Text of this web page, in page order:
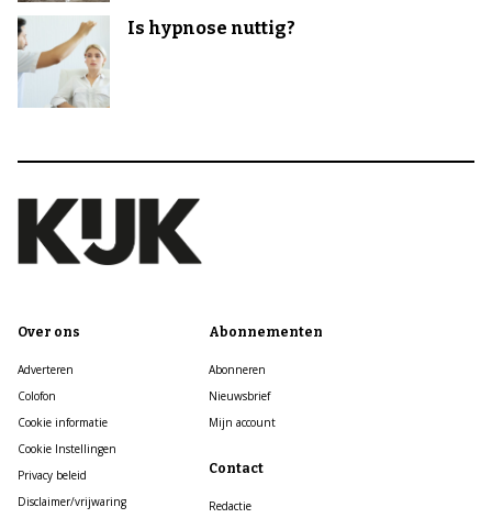
Is hypnose nuttig?
Over ons
Adverteren
Colofon
Cookie informatie
Cookie Instellingen
Privacy beleid
Disclaimer/vrijwaring
Abonnementen
Abonneren
Nieuwsbrief
Mijn account
Contact
Redactie